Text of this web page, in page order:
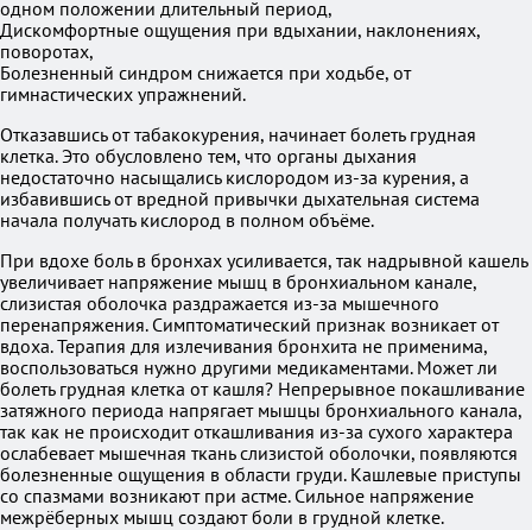
одном положении длительный период,
Дискомфортные ощущения при вдыхании, наклонениях,
поворотах,
Болезненный синдром снижается при ходьбе, от
гимнастических упражнений.
Отказавшись от табакокурения, начинает болеть грудная
клетка. Это обусловлено тем, что органы дыхания
недостаточно насыщались кислородом из-за курения, а
избавившись от вредной привычки дыхательная система
начала получать кислород в полном объёме.
При вдохе боль в бронхах усиливается, так надрывной кашель
увеличивает напряжение мышц в бронхиальном канале,
слизистая оболочка раздражается из-за мышечного
перенапряжения. Симптоматический признак возникает от
вдоха. Терапия для излечивания бронхита не применима,
воспользоваться нужно другими медикаментами. Может ли
болеть грудная клетка от кашля? Непрерывное покашливание
затяжного периода напрягает мышцы бронхиального канала,
так как не происходит откашливания из-за сухого характера
ослабевает мышечная ткань слизистой оболочки, появляются
болезненные ощущения в области груди. Кашлевые приступы
со спазмами возникают при астме. Сильное напряжение
межрёберных мышц создают боли в грудной клетке.